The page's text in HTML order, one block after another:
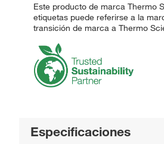
Este producto de marca Thermo
etiquetas puede referirse a la
transición de marca a Thermo
Especificaciones